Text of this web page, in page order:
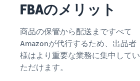
FBAのメリット
商品の保管から配送まですべて
Amazonが代行するため、出品者
様はより重要な業務に集中してい
ただけます。